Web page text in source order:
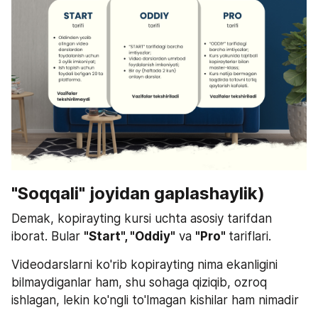
"Soqqali" joyidan gaplashaylik)
Demak, kopirayting kursi uchta asosiy tarifdan
iborat. Bular "Start", "Oddiy" va "Pro" tariflari.
Videodarslarni ko'rib kopirayting nima ekanligini
bilmaydiganlar ham, shu sohaga qiziqib, ozroq
ishlagan, lekin ko'ngli to'lmagan kishilar ham nimadir